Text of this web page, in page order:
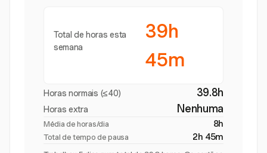
Total de horas esta
semana
39h
45m
Horas normais (≤40) 39.8h
Horas extra Nenhuma
Média de horas/dia 8h
Total de tempo de pausa 2h 45m